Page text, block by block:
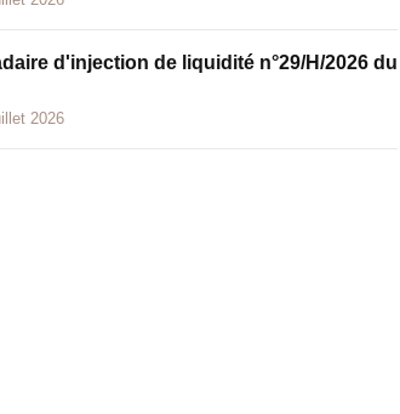
d'injection de liquidité n°29/H/2026 du
2026